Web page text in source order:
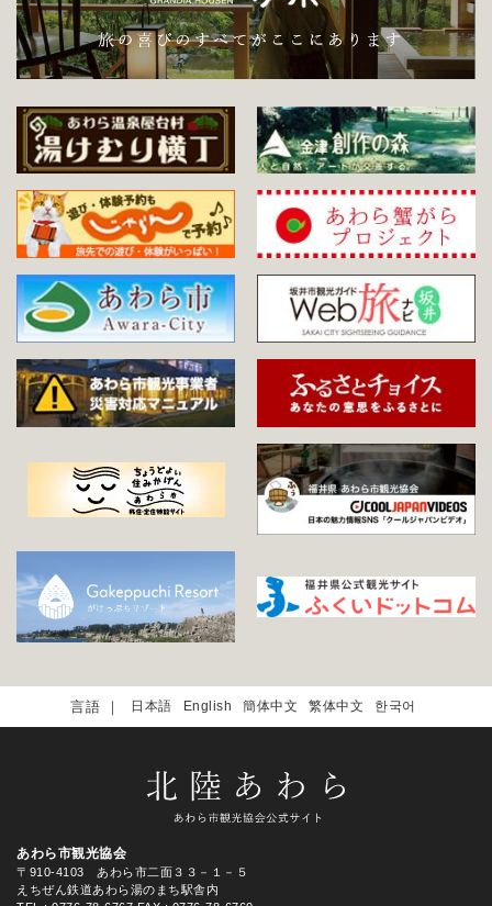
日本語 English 簡体中文 繁体中文 한국어
あわら市観光協会
〒910-4103 あわら市二面３３－１－５
えちぜん鉄道あわら湯のまち駅舎内